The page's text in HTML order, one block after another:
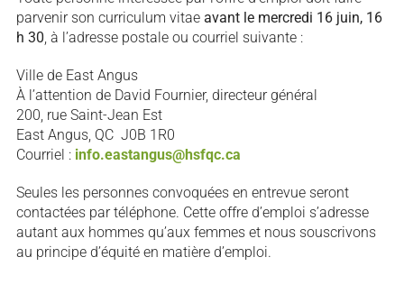
parvenir son curriculum vitae avant le mercredi 16 juin, 16
h 30, à l’adresse postale ou courriel suivante :
Ville de East Angus
À l’attention de David Fournier, directeur général
200, rue Saint-Jean Est
East Angus, QC J0B 1R0
Courriel : info.eastangus@hsfqc.ca
Seules les personnes convoquées en entrevue seront
contactées par téléphone. Cette offre d’emploi s’adresse
autant aux hommes qu’aux femmes et nous souscrivons
au principe d’équité en matière d’emploi.